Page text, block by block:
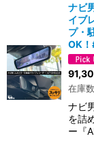
ナビ
イブ
プ・
OK
在庫
ナビ
を詰
ー『